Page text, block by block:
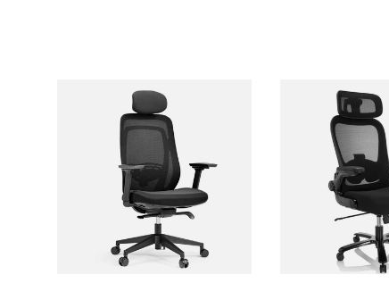
Ajouter au panier Ajouter